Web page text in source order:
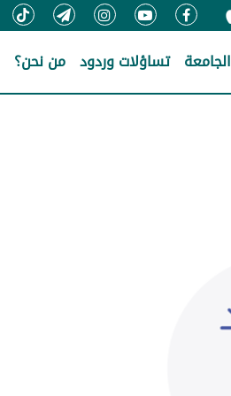
تساؤلات وردود من نحن؟